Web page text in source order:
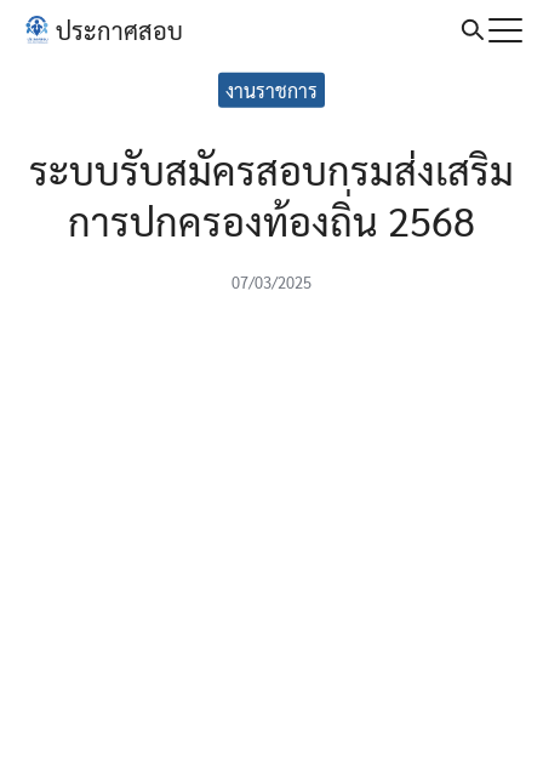
Skip
ประกาศสอบ
งานราชการ
ระบบรับสมัครสอบกรมส่งเสริม
การปกครองท้องถิ่น 2568
07/03/2025